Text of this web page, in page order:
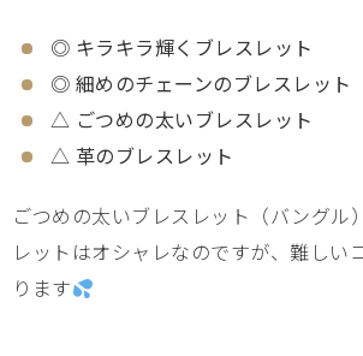
◎ キラキラ輝くブレスレット
◎ 細めのチェーンのブレスレット
△ ごつめの太いブレスレット
△ 革のブレスレット
ごつめの太いブレスレット（バングル
レットはオシャレなのですが、難しい
ります